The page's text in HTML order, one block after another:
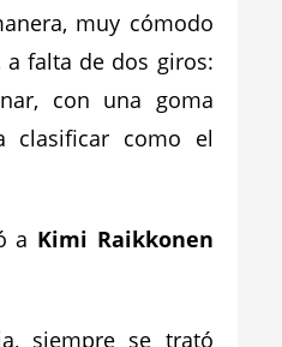
muy cómodo
falta de dos giros:
con una goma
clasificar como el
a Kimi Raikkonen
siempre se trató